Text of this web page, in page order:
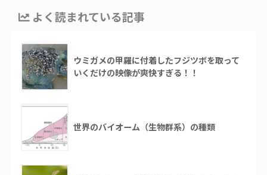
よく読まれている記事
ウミガメの甲羅に付着したフジツボを取って
いくだけの映像が爽快すぎる！！
世界のバイオーム（生物群系）の種類